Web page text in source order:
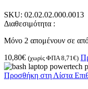
SKU: 02.02.02.000.0013
Διαθεσιμότητα :
Μόνο 2 απομένουν σε
10,80€ (χωρίς ΦΠΑ 8,71 €)
Προσθήκη στη Λίστα